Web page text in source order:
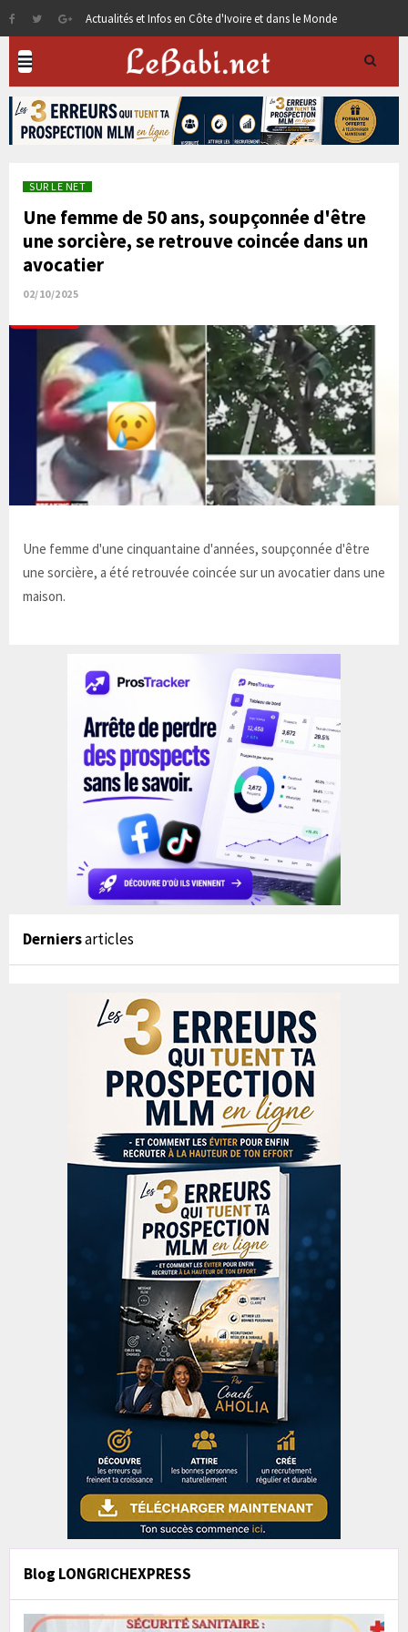
Actualités et Infos en Côte d'Ivoire et dans le Monde
SUR LE NET
Une femme de 50 ans, soupçonnée d'être
une sorcière, se retrouve coincée dans un
avocatier
02/10/2025
Une femme d'une cinquantaine d'années, soupçonnée d'être
une sorcière, a été retrouvée coincée sur un avocatier dans une
maison.
Derniersarticles
Blog LONGRICHEXPRESS